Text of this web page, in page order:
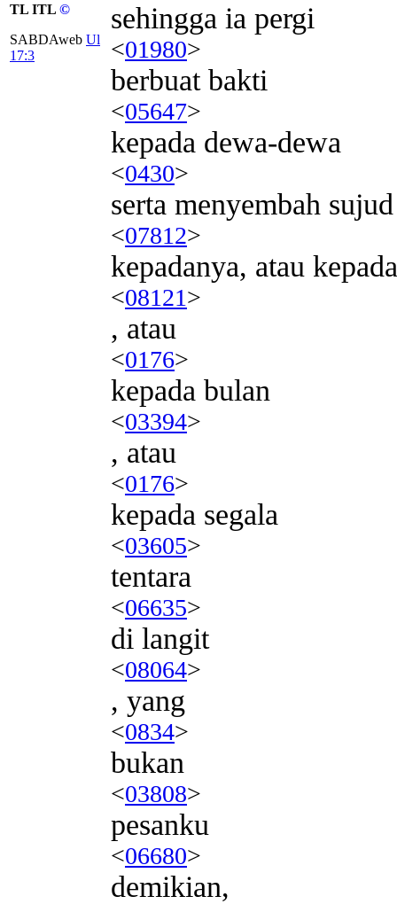
TL ITL ©
SABDAweb Ul
17:3
sehingga ia pergi
<01980>
berbuat bakti
<05647>
kepada dewa-dewa
<0430>
serta menyembah sujud
<07812>
kepadanya, atau
<08121>
, atau
<0176>
kepada bulan
<03394>
, atau
<0176>
kepada segala
<03605>
tentara
<06635>
di langit
<08064>
, yang
<0834>
bukan
<03808>
pesanku
<06680>
demikian,